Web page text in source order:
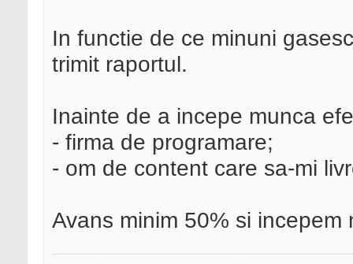
In functie de ce minuni
trimit raportul.
Inainte de a incepe munca
- firma de programare;
- om de content care sa-mi
Avans minim 50% si incepem